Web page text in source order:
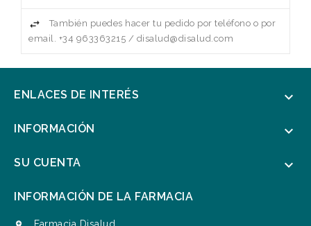
También puedes hacer tu pedido por teléfono o por
email. +34 963363215 / disalud@disalud.com
ENLACES DE INTERÉS 
INFORMACIÓN 
SU CUENTA 
INFORMACIÓN DE LA FARMACIA